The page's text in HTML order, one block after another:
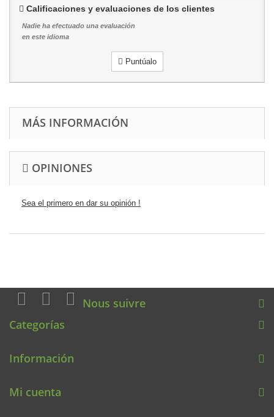
Calificaciones y evaluaciones de los clientes
Nadie ha efectuado una evaluación
en este idioma
Puntúalo
MÁS INFORMACIÓN
OPINIONES
Sea el primero en dar su opinión !
Nous suivre
Categorías
Información
Mi cuenta